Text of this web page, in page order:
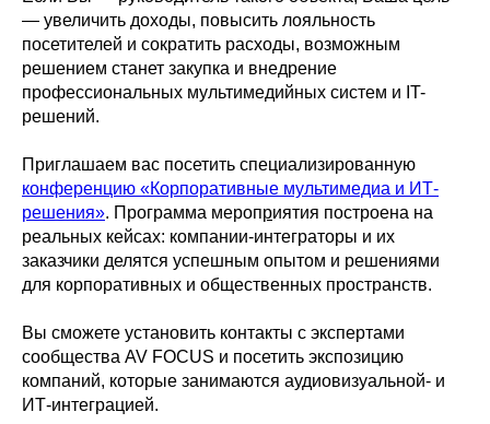
— увеличить доходы, повысить лояльность
посетителей и сократить расходы, возможным
решением станет закупка и внедрение
профессиональных мультимедийных систем и IT-
решений.
Приглашаем вас посетить специализированную
конференцию «Корпоративные мультимедиа и ИТ-
решения». Программа мероприятия построена на
реальных кейсах: компании-интеграторы и их
заказчики делятся успешным опытом и решениями
для корпоративных и общественных пространств.
Вы сможете установить контакты с экспертами
сообщества AV FOCUS и посетить экспозицию
компаний, которые занимаются аудиовизуальной- и
ИТ-интеграцией.